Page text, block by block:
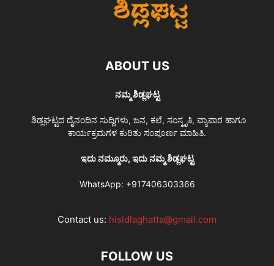
ABOUT US
ನಮ್ಮ ಶಿಡ್ಲಘಟ್ಟ
ಶಿಡ್ಲಘಟ್ಟದ ದೈನಂದಿನ ಸುದ್ದಿಗಳು, ಜನ, ಕಲೆ, ಸಂಸ್ಕೃತಿ, ವ್ಯಾಪಾರ ಹಾಗೂ
ಕಾರ್ಯಕ್ರಮಗಳ ಕುರಿತು ಸಂಪೂರ್ಣ ಮಾಹಿತಿ.
ಇದು ನಮ್ಮೂರು, ಇದು ನಮ್ಮ ಶಿಡ್ಲಘಟ್ಟ
WhatsApp: +917406303366
Contact us: hisidlaghatta@gmail.com
FOLLOW US